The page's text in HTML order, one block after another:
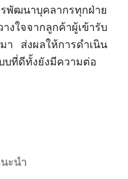
พัฒนาบุคลากรทุกฝ่าย
งใจจากลูกค้าผู้เข้ารับ
า ส่งผลให้การดำเนิน
บที่ดีทั้งยังมีความต่อ
ะนำ